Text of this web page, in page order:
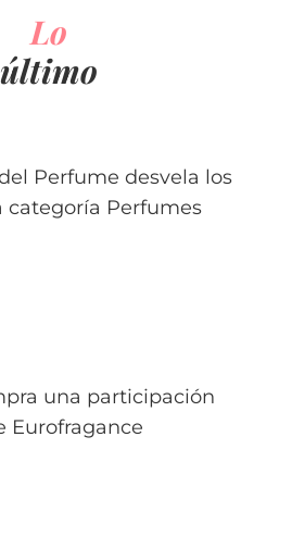
Lo
último
Perfume desvela los
categoría Perfumes
una participación
Eurofragance